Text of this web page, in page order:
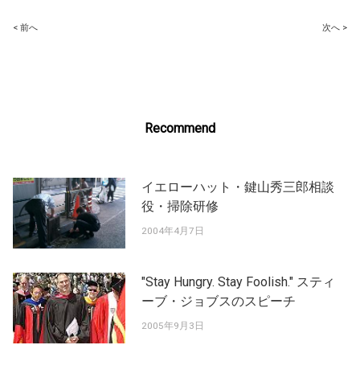
Post
< 前へ 次へ >
Recommend
イエローハット・鍵山秀三郎相談
役・掃除研修
2004年4月7日
"Stay Hungry. Stay Foolish." スティ
ーブ・ジョブスのスピーチ
2005年9月3日